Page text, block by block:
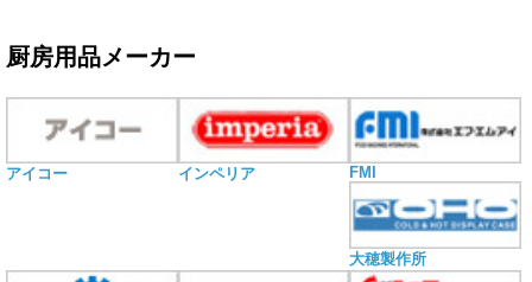
厨房用品メーカー
アイコー インペリア FMI
大穂製作所